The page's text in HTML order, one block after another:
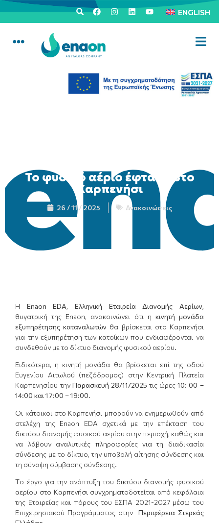
ENGLISH
Το φυσικό αέριο έφτασε στο
Καρπενήσι
26 / 11 / 2025 Ανακοινώσεις
Η Enaon EDA,Ελληνική Εταιρεία Διανομής Αερίων,
θυγατρική της Enaon, ανακοινώνει ότι η κινητή μονάδα
εξυπηρέτησης καταναλωτών θα βρίσκεται στο Καρπενήσι
για την εξυπηρέτηση των κατοίκων που ενδιαφέρονται να
συνδεθούν με το δίκτυο διανομής φυσικού αερίου.
Ειδικότερα, η κινητή μονάδα θα βρίσκεται επί της οδού
Ευγενίου Αιτωλού (πεζόδρομος) στην Κεντρική Πλατεία
Καρπενησίου την Παρασκευή 28/11/2025 τις ώρες10: 00 –
14:00 και 17:00 – 19:00.
Οι κάτοικοι στο Καρπενήσι μπορούν να ενημερωθούν από
στελέχη της Enaon EDA σχετικά με την επέκταση του
δικτύου διανομής φυσικού αερίου στην περιοχή, καθώς και
να λάβουν αναλυτικές πληροφορίες για τη διαδικασία
σύνδεσης με το δίκτυο, την υποβολή αίτησης σύνδεσης και
τη σύναψη σύμβασης σύνδεσης.
Tο έργο για την ανάπτυξη του δικτύου διανομής φυσικού
αερίου στο Καρπενήσι συγχρηματοδοτείται από κεφάλαια
της Εταιρείας και πόρους του ΕΣΠΑ 2021-2027 μέσω του
Επιχειρησιακού Προγράμματος στην Περιφέρεια Στερεάς